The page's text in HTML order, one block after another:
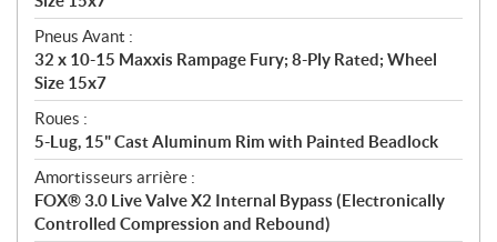
Pneus Avant :
32 x 10-15 Maxxis Rampage Fury; 8-Ply Rated; Wheel
Size 15x7
Roues :
5-Lug, 15" Cast Aluminum Rim with Painted Beadlock
Amortisseurs arrière :
FOX® 3.0 Live Valve X2 Internal Bypass (Electronically
Controlled Compression and Rebound)